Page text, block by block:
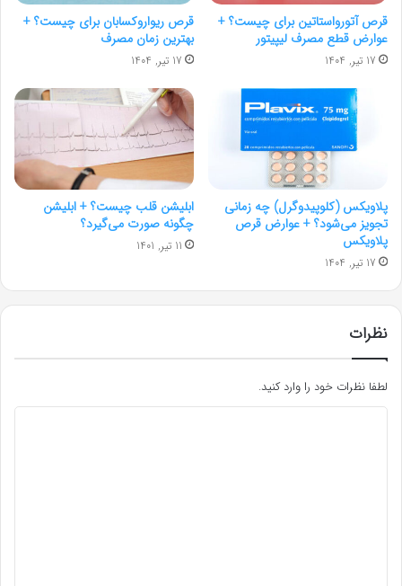
قرص آتورواستاتین برای چیست؟ +
عوارض قطع مصرف لیپیتور
17 تیر, 1404
قرص ریواروکسابان برای چیست؟ +
بهترین زمان مصرف
17 تیر, 1404
پلاویکس (کلوپیدوگرل) چه زمانی
تجویز می‌شود؟ + عوارض قرص
پلاویکس
17 تیر, 1404
ابلیشن قلب چیست؟ + ابلیشن
چگونه صورت می‌گیرد؟
11 تیر, 1401
نظرات
لطفا نظرات خود را وارد کنید.